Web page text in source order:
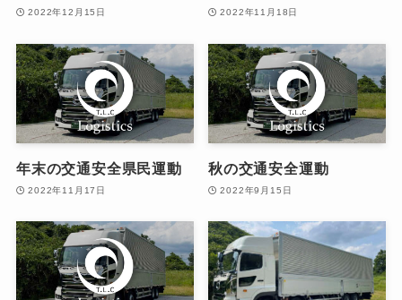
2022年12月15日 2022年11月18日
年末の交通安全県民運動
2022年11月17日
秋の交通安全運動
2022年9月15日